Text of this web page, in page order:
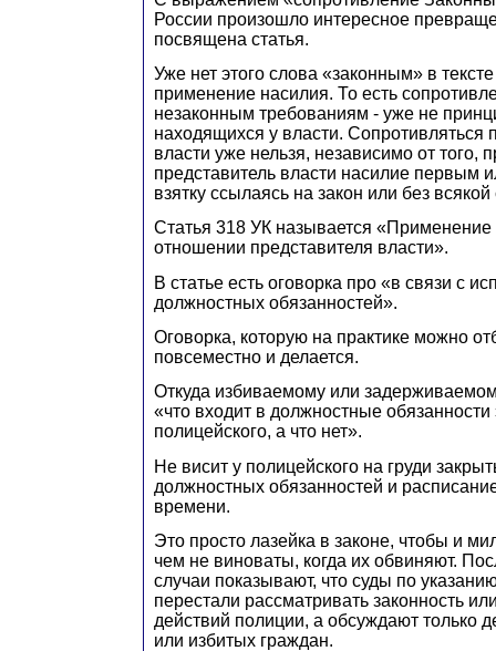
России произошло интересное
посвящена статья.
Уже нет этого слова «законным» в
применение насилия. То есть
незаконным требованиям - уже не
находящихся у власти. Сопротивляться
власти уже нельзя, независимо от того,
представитель власти насилие первым
взятку ссылаясь на закон или без
Статья 318 УК называется «Применение
отношении представителя власти».
В статье есть оговорка про «в связи с
должностных обязанностей».
Оговорка, которую на практике можно
повсеместно и делается.
Откуда избиваемому или
«что входит в должностные обязанности
полицейского, а что нет».
Не висит у полицейского на груди
должностных обязанностей и
времени.
Это просто лазейка в законе, чтобы и
чем не виноваты, когда их обвиняют.
случаи показывают, что суды по
перестали рассматривать законность
действий полиции, а обсуждают только
или избитых граждан.